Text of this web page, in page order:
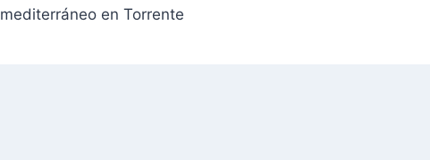
mediterráneo en Torrente